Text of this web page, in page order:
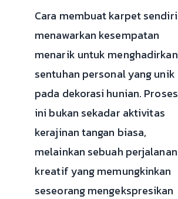
Cara membuat karpet sendiri
menawarkan kesempatan
menarik untuk menghadirkan
sentuhan personal yang unik
pada dekorasi hunian. Proses
ini bukan sekadar aktivitas
kerajinan tangan biasa,
melainkan sebuah perjalanan
kreatif yang memungkinkan
seseorang mengekspresikan